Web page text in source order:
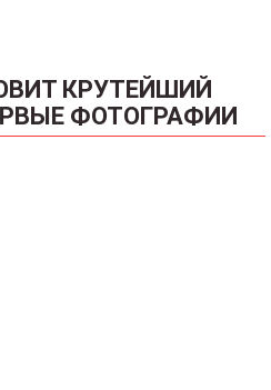
КРУТЕЙШИЙ
ФОТОГРАФИИ